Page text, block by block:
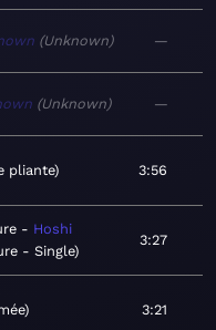
Unknown —
Unknown —
pliante 3:56
Hoshi
- Single
3:27
3:21